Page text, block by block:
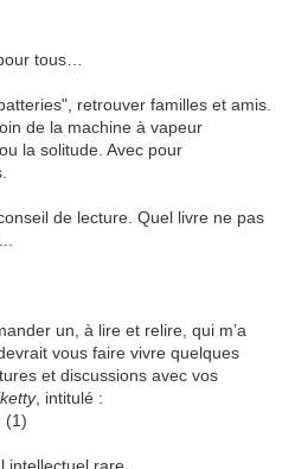
tous…
retrouver familles et amis.
de la machine à vapeur
la solitude. Avec pour
de lecture. Quel livre ne pas
un, à lire et relire, qui m’a
vous faire vivre quelques
et discussions avec vos
, intitulé :
(1)